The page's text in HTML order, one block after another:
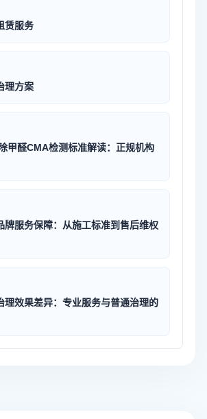
赁服务
理方案
甲醛CMA检测标准解读：正规机构
牌服务保障：从施工标准到售后维权
理效果差异：专业服务与普通治理的